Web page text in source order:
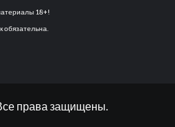
18+!
обязательна.
права защищены.